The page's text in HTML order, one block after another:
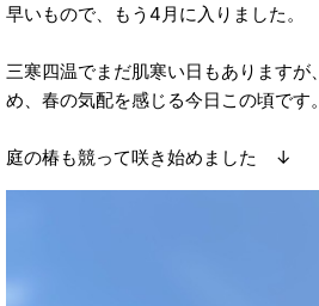
早いもので、もう4月に入りました。
三寒四温でまだ肌寒い日もあります
め、春の気配を感じる今日この頃です。
庭の椿も競って咲き始めました ↓